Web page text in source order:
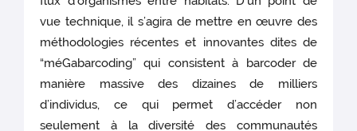
vue technique, il s’agira de mettre en œuvre des
méthodologies récentes et innovantes dites de
“méGabarcoding” qui consistent à barcoder de
manière massive des dizaines de milliers
d’individus, ce qui permet d’accéder non
seulement à la diversité des communautés